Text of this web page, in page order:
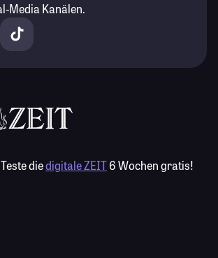
Media Kanälen.
Teste diedigitale ZEIT6 Wochen gratis!